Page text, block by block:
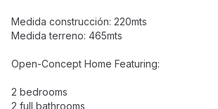
Medida construcción: 220mts
Medida terreno: 465mts
Open-Concept Home Featuring:
2 bedrooms
2 full bathrooms